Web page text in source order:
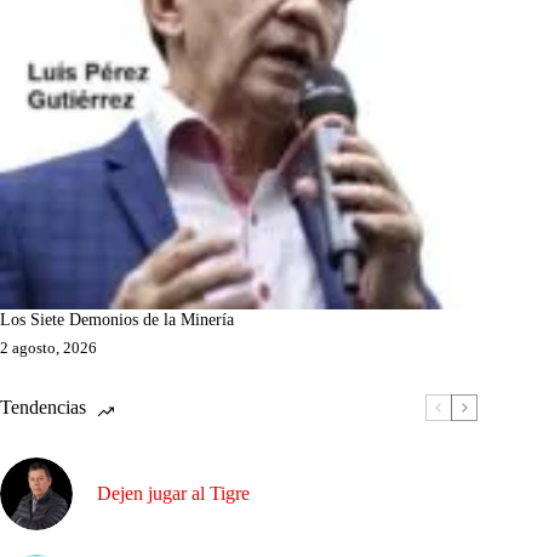
Los Siete Demonios de la Minería
2 agosto, 2026
Tendencias
Dejen jugar al Tigre